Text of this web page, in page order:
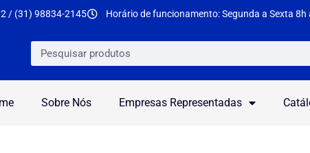
/ (31) 98834-2145 Horário de funcionamento: Segunda a Sexta 8h
Sobre Nós Empresas Representadas